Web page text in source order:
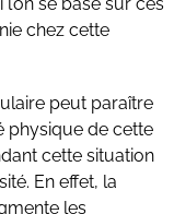
chez cette
peut paraître
physique de cette
cette situation
En effet, la
les